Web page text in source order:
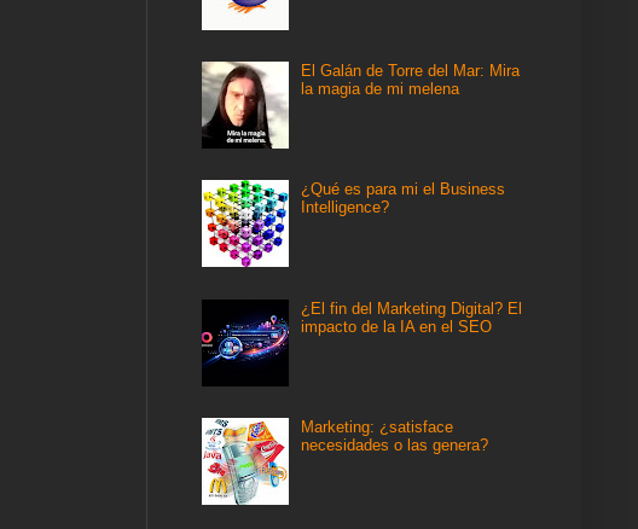
El Galán de Torre del Mar: Mira
la magia de mi melena
¿Qué es para mi el Business
Intelligence?
¿El fin del Marketing Digital? El
impacto de la IA en el SEO
Marketing: ¿satisface
necesidades o las genera?